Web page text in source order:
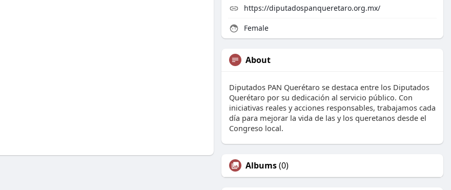
https://diputadospanqueretaro.org.mx/
Female
About
Diputados PAN Querétaro se destaca entre los Diputados
Querétaro por su dedicación al servicio público. Con
iniciativas reales y acciones responsables, trabajamos cada
día para mejorar la vida de las y los queretanos desde el
Congreso local.
Albums(0)